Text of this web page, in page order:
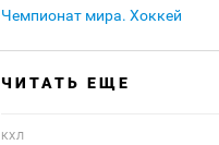
Чемпионат мира. Хоккей
ЧИТАТЬ ЕЩЕ
КХЛ